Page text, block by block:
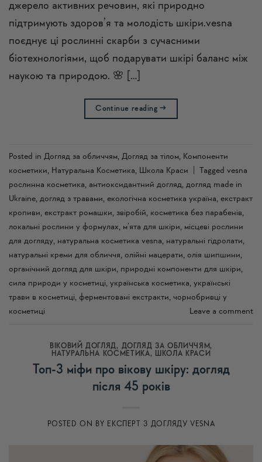
джерело активних речовин, які природно
підтримують здоров’я та молодість шкіри.vesna
поєднує ці рослинні скарби з сучасними
біотехнологіями, щоб подарувати шкірі баланс між
наукою та природою. 🌸 […]
Continue reading→
Posted in Догляд за обличчям, Догляд за тілом, Компоненти
косметики, Натуральна Косметика, Школа Краси Tagged vesna
рослинна косметика, антиоксидантний догляд, догляд made in
Ukraine, догляд з травами, екологічна косметика україна, екстракт
кропиви, екстракт ромашки, звіробій, косметика без парабенів,
локальні рослини у формулах, м’ята для шкіри, місцеві рослини
для догляду, натуральна косметика vesna, натуральні гідролати,
натуральні креми для обличчя, олійні мацерати, олія шипшини,
органічний догляд для шкіри, природні компоненти для шкіри,
сила природи у косметиці, українська косметика, українські
трави в косметиці, ферментовані екстракти, чорнобривці у
косметиці
Leave a comment
ВІКОВИЙ ДОГЛЯД, ДОГЛЯД ЗА ОБЛИЧЧЯМ ,
НАТУРАЛЬНА КОСМЕТИКА, ШКОЛА КРАСИ
Топ-3 міфи про вікову шкіру: догляд
після 45 років
POSTED ON BY ЕКСПЕРТ З ДОГЛЯДУ VESNA